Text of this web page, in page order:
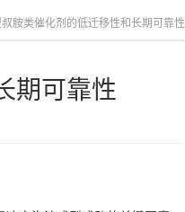
胺类催化剂的低迁移性和长期可靠性
期可靠性